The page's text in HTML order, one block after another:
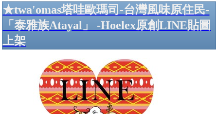
★twa'omas塔哇歐瑪司-台灣風味原住民-
「泰雅族Atayal」 -Hoelex原創LINE貼圖
上架